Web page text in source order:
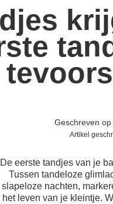
Geschreven
Artikel
De eerste tandjes van je
Tussen tandeloze
slapeloze nachten,
het leven van je kleintje.